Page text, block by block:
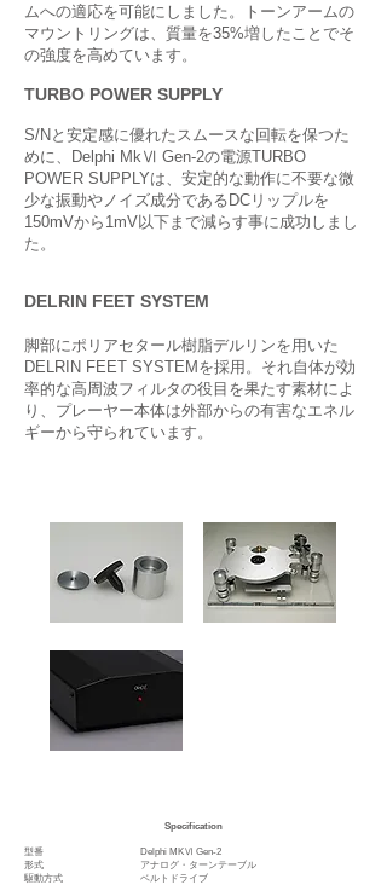
ムへの適応を可能にしました。トーンアームの
マウントリングは、質量を35%増したことでそ
の強度を高めています。
TURBO POWER SUPPLY
S/Nと安定感に優れたスムースな回転を保つた
めに、Delphi MkⅥ Gen-2の電源TURBO
POWER SUPPLYは、安定的な動作に不要な微
少な振動やノイズ成分であるDCリップルを
150mVから1mV以下まで減らす事に成功しまし
た。
DELRIN FEET SYSTEM
脚部にポリアセタール樹脂デルリンを用いた
DELRIN FEET SYSTEMを採用。それ自体が効
率的な高周波フィルタの役目を果たす素材によ
り、プレーヤー本体は外部からの有害なエネル
ギーから守られています。
Specification
型番 Delphi MKⅥ Gen-2
形式 アナログ・ターンテーブル
駆動方式 ベルトドライブ